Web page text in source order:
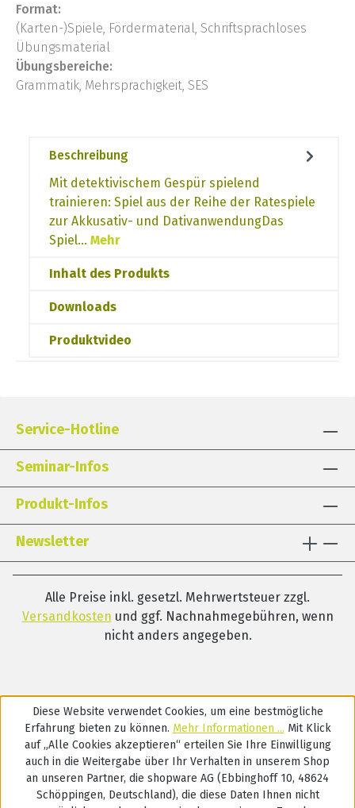
Format:
(Karten-)Spiele, Fördermaterial, Schriftsprachloses
Übungsmaterial
Übungsbereiche:
Grammatik, Mehrsprachigkeit, SES
Beschreibung
Mit detektivischem Gespür spielend
trainieren: Spiel aus der Reihe der Ratespiele
zur Akkusativ- und DativanwendungDas
Spiel… Mehr
Inhalt des Produkts
Downloads
Produktvideo
Service-Hotline
Seminar-Infos
Produkt-Infos
Newsletter
Alle Preise inkl. gesetzl. Mehrwertsteuer zzgl.
Versandkosten und ggf. Nachnahmegebühren, wenn
nicht anders angegeben.
Diese Website verwendet Cookies, um eine bestmögliche
Erfahrung bieten zu können. Mehr Informationen ... Mit Klick
auf „Alle Cookies akzeptieren“ erteilen Sie Ihre Einwilligung
auch in die Weitergabe über Ihr Verhalten in unserem Shop
an unseren Partner, die shopware AG (Ebbinghoff 10, 48624
Schöppingen, Deutschland), die diese Daten Ihnen nicht